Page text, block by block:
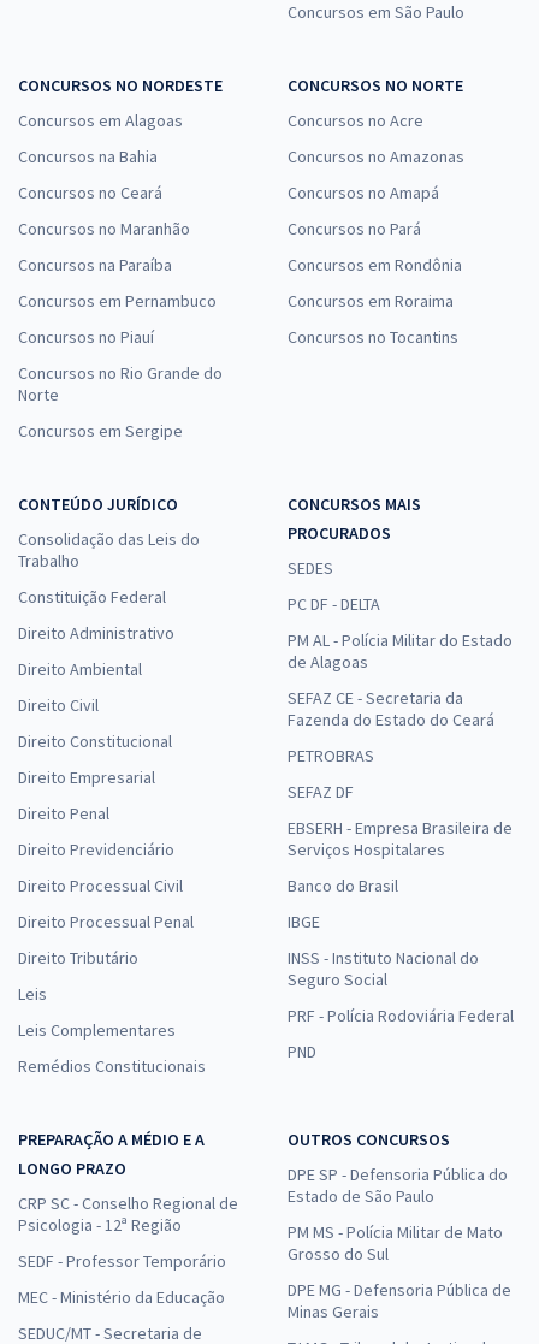
Concursos em São Paulo
CONCURSOS NO NORDESTE
Concursos em Alagoas
Concursos na Bahia
Concursos no Ceará
Concursos no Maranhão
Concursos na Paraíba
Concursos em Pernambuco
Concursos no Piauí
Concursos no Rio Grande do
Norte
Concursos em Sergipe
CONCURSOS NO NORTE
Concursos no Acre
Concursos no Amazonas
Concursos no Amapá
Concursos no Pará
Concursos em Rondônia
Concursos em Roraima
Concursos no Tocantins
CONTEÚDO JURÍDICO
Consolidação das Leis do
Trabalho
Constituição Federal
Direito Administrativo
Direito Ambiental
Direito Civil
Direito Constitucional
Direito Empresarial
Direito Penal
Direito Previdenciário
Direito Processual Civil
Direito Processual Penal
Direito Tributário
Leis
Leis Complementares
Remédios Constitucionais
CONCURSOS MAIS
PROCURADOS
SEDES
PC DF - DELTA
PM AL - Polícia Militar do Estado
de Alagoas
SEFAZ CE - Secretaria da
Fazenda do Estado do Ceará
PETROBRAS
SEFAZ DF
EBSERH - Empresa Brasileira de
Serviços Hospitalares
Banco do Brasil
IBGE
INSS - Instituto Nacional do
Seguro Social
PRF - Polícia Rodoviária Federal
PND
PREPARAÇÃO A MÉDIO E A
LONGO PRAZO
CRP SC - Conselho Regional de
Psicologia - 12ª Região
SEDF - Professor Temporário
MEC - Ministério da Educação
SEDUC/MT - Secretaria de
OUTROS CONCURSOS
DPE SP - Defensoria Pública do
Estado de São Paulo
PM MS - Polícia Militar de Mato
Grosso do Sul
DPE MG - Defensoria Pública de
Minas Gerais